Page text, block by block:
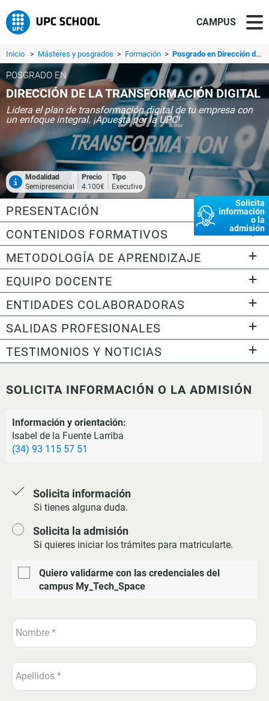
CAMPUS
Inicio > Másteres y posgrados > Formación > Posgrado en Dirección de la Transformación Digital
Solicita
información
o la
admisión
POSGRADO EN
DIRECCIÓN DE LA TRANSFORMACIÓN DIGITAL
Lidera el plan de transformación digital de tu empresa con
un enfoque integral. ¡Apuesta por la UPC!
Modalidad
Semipresencial
Precio
4.100€
Tipo
Executive
PRESENTACIÓN
CONTENIDOS FORMATIVOS
METODOLOGÍA DE APRENDIZAJE
EQUIPO DOCENTE
ENTIDADES COLABORADORAS
SALIDAS PROFESIONALES
TESTIMONIOS Y NOTICIAS
SOLICITA INFORMACIÓN O LA ADMISIÓN
Información y orientación:
Isabel de la Fuente Larriba
(34) 93 115 57 51
Solicita información
Si tienes alguna duda.
Solicita la admisión
Si quieres iniciar los trámites para matricularte.
Quiero validarme con las credenciales del
campus My_Tech_Space